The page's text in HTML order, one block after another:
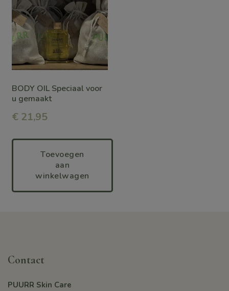
BODY OIL Speciaal voor
u gemaakt
€ 21,95
Toevoegen
aan
winkelwagen
Contact
PUURR Skin Care